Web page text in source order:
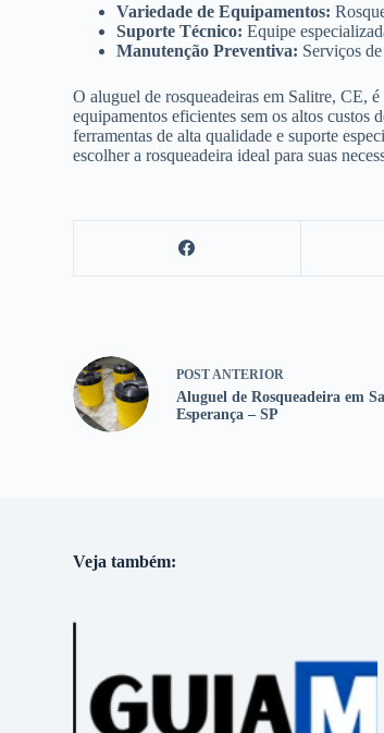
Variedade de Equipamentos:
Suporte Técnico: Equipe
Manutenção Preventiva: Serviços
O aluguel de rosqueadeiras em Salitre, CE,
equipamentos eficientes sem os altos custos
ferramentas de alta qualidade e suporte
escolher a rosqueadeira ideal para suas
POSTANTERIOR
Aluguel de Rosqueadeira em
Esperança – SP
Veja também: